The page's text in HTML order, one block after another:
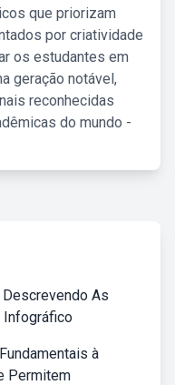
que priorizam
por criatividade
os estudantes em
geração notável,
reconhecidas
do mundo -
As
Infográfico
à
Permitem